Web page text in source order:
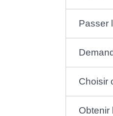
Passer
Choisir
Obtenir